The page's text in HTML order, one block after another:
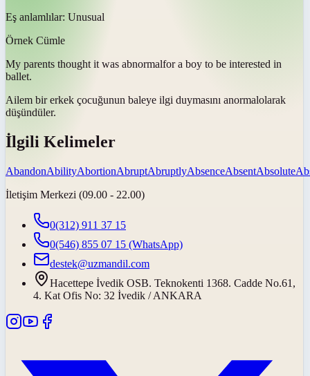
Eş anlamlılar: Unusual
Örnek Cümle
My parents thought it was abnormalfor a boy to be interested in
ballet.
Ailem bir erkek çocuğunun baleye ilgi duymasını anormalolarak
düşündüler.
İlgili Kelimeler
AbandonAbilityAbortionAbruptAbruptlyAbsenceAbsentAbsolute
İletişim Merkezi (09.00 - 22.00)
0(312) 911 37 15
0(546) 855 07 15 (WhatsApp)
destek@uzmandil.com
Hacettepe İvedik OSB. Teknokenti 1368. Cadde No.61,
4. Kat Ofis No: 32 İvedik / ANKARA